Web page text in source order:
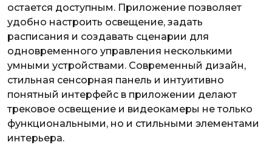
остается доступным. Приложение позволяет
удобно настроить освещение, задать
расписания и создавать сценарии для
одновременного управления несколькими
умными устройствами. Современный дизайн,
стильная сенсорная панель и интуитивно
понятный интерфейс в приложении делают
трековое освещение и видеокамеры не только
функциональными, но и стильными элементами
интерьера.